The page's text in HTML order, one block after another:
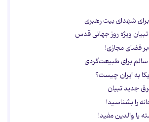
برای شهدای بیت رهبری
ویژه روز جهانی قدس
فضای مجازی!
به ایران چیست؟
جدید تبیان
را بشناسید!
یا والدین مفید!